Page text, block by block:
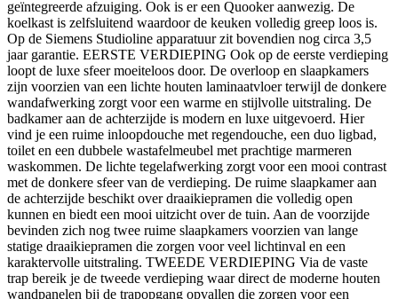
geïntegreerde afzuiging. Ook is er een Quooker aanwezig. De
koelkast is zelfsluitend waardoor de keuken volledig greep loos is.
Op de Siemens Studioline apparatuur zit bovendien nog circa 3,5
jaar garantie. EERSTE VERDIEPING Ook op de eerste verdieping
loopt de luxe sfeer moeiteloos door. De overloop en slaapkamers
zijn voorzien van een lichte houten laminaatvloer terwijl de donkere
wandafwerking zorgt voor een warme en stijlvolle uitstraling. De
badkamer aan de achterzijde is modern en luxe uitgevoerd. Hier
vind je een ruime inloopdouche met regendouche, een duo ligbad,
toilet en een dubbele wastafelmeubel met prachtige marmeren
waskommen. De lichte tegelafwerking zorgt voor een mooi contrast
met de donkere sfeer van de verdieping. De ruime slaapkamer aan
de achterzijde beschikt over draaikiepramen die volledig open
kunnen en biedt een mooi uitzicht over de tuin. Aan de voorzijde
bevinden zich nog twee ruime slaapkamers voorzien van lange
statige draaikiepramen die zorgen voor veel lichtinval en een
karaktervolle uitstraling. TWEEDE VERDIEPING Via de vaste
trap bereik je de tweede verdieping waar direct de moderne houten
wandpanelen bij de trapopgang opvallen die zorgen voor een